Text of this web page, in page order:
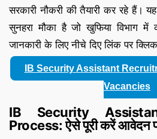
सरकारी नौकरी की तैयारी कर रहे हैं।
सुनहरा मौका है जो खुफिया विभाग में
जानकारी के लिए नीचे दिए लिंक पर
IB Security Assistant
Vacancies
IB Security
Process: ऐसे पूरी करें आवेदन